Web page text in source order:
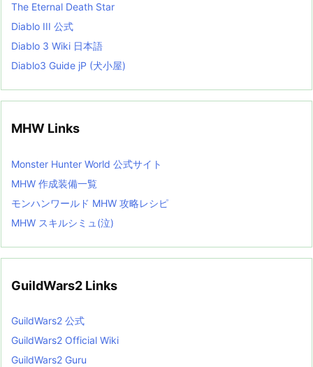
The Eternal Death Star
Diablo III 公式
Diablo 3 Wiki 日本語
Diablo3 Guide jP (犬小屋)
MHW Links
Monster Hunter World 公式サイト
MHW 作成装備一覧
モンハンワールド MHW 攻略レシピ
MHW スキルシミュ(泣)
GuildWars2 Links
GuildWars2 公式
GuildWars2 Official Wiki
GuildWars2 Guru